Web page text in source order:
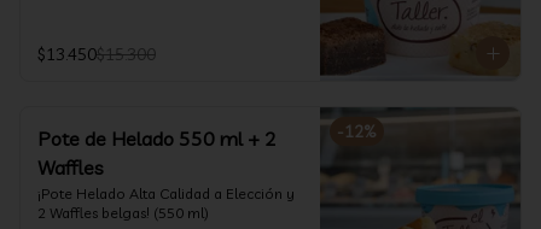
$13.450$15.300
-12%
Pote de Helado 550 ml + 2
Waffles
¡Pote Helado Alta Calidad a Elección y
2 Waffles belgas! (550 ml)